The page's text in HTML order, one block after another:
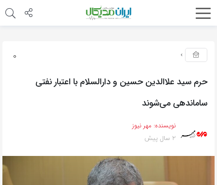
0
حرم سید علاالدین حسین و دارالسلام با اعتبار نفتی
ساماندهی می‌شوند
نویسنده: مهر نیوز
2 سال پیش